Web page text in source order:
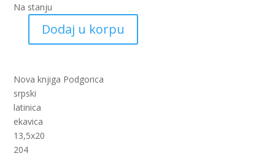
Na stanju
količina
Dodaj u korpu
Nova knjiga Podgorica
srpski
latinica
ekavica
13,5x20
204